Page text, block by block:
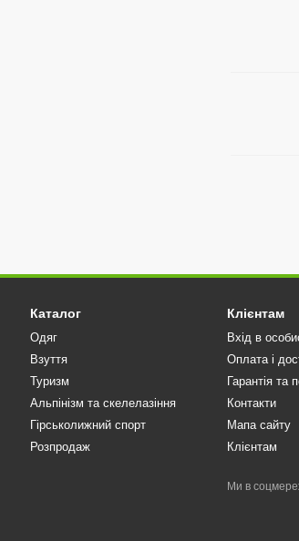
Каталог
Одяг
Взуття
Туризм
Альпінізм та скелелазіння
Гірськолижний спорт
Розпродаж
Клієнтам
Вхід в
Оплата і
Гарантія та
Контакти
Мапа сайту
Клієнтам
Ми в